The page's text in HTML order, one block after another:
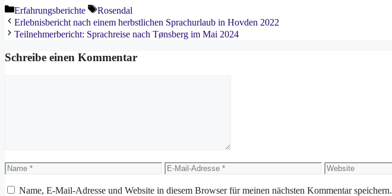
Kategorien
Erfahrungsberichte Schlagwörter
Rosendal
Erlebnisbericht nach einem herbstlichen Sprachurlaub in Hovden 2022
Teilnehmerbericht: Sprachreise nach Tønsberg im Mai 2024
Schreibe einen Kommentar
Name
E-
Mail-
Adresse
Website
Name, E-Mail-Adresse und Website in diesem Browser für meinen nächsten Kommentar speichern.